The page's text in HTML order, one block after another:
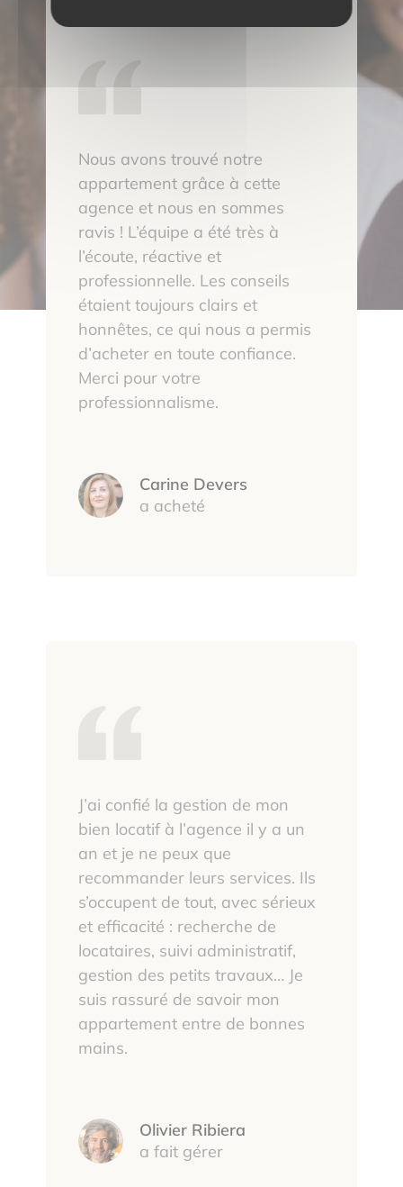
Nous avons trouvé notre
appartement grâce à cette
agence et nous en sommes
ravis ! L’équipe a été très à
l’écoute, réactive et
professionnelle. Les conseils
étaient toujours clairs et
honnêtes, ce qui nous a permis
d’acheter en toute confiance.
Merci pour votre
professionnalisme.
Carine Devers
a acheté
J’ai confié la gestion de mon
bien locatif à l’agence il y a un
an et je ne peux que
recommander leurs services. Ils
s’occupent de tout, avec sérieux
et efficacité : recherche de
locataires, suivi administratif,
gestion des petits travaux… Je
suis rassuré de savoir mon
appartement entre de bonnes
mains.
Olivier Ribiera
a fait gérer